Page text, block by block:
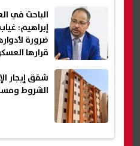
الباحث في
إبراهيم:
ضرورة
قرارها
الشروط